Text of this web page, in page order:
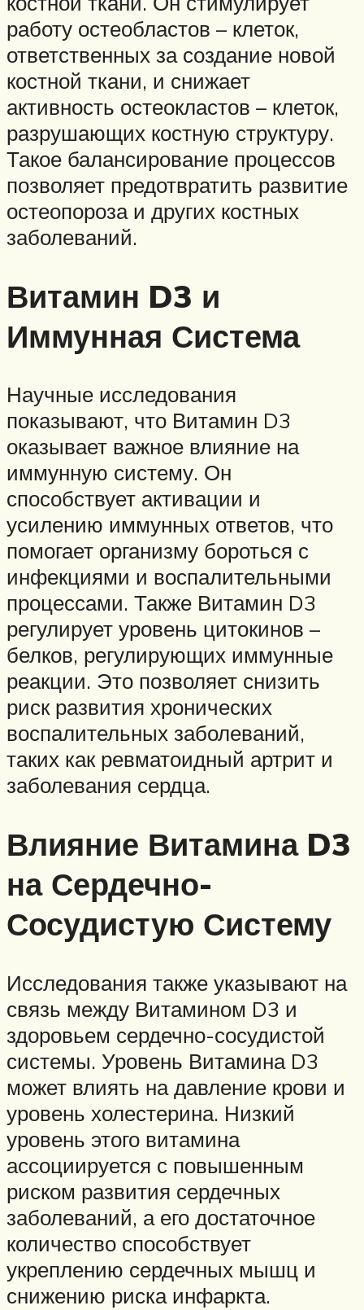
работу остеобластов – клеток,
ответственных за создание новой
костной ткани, и снижает
активность остеокластов – клеток,
разрушающих костную структуру.
Такое балансирование процессов
позволяет предотвратить развитие
остеопороза и других костных
заболеваний.
Витамин D3 и
Иммунная Система
Научные исследования
показывают, что Витамин D3
оказывает важное влияние на
иммунную систему. Он
способствует активации и
усилению иммунных ответов, что
помогает организму бороться с
инфекциями и воспалительными
процессами. Также Витамин D3
регулирует уровень цитокинов –
белков, регулирующих иммунные
реакции. Это позволяет снизить
риск развития хронических
воспалительных заболеваний,
таких как ревматоидный артрит и
заболевания сердца.
Влияние Витамина D3
на Сердечно-
Сосудистую Систему
Исследования также указывают на
связь между Витамином D3 и
здоровьем сердечно-сосудистой
системы. Уровень Витамина D3
может влиять на давление крови и
уровень холестерина. Низкий
уровень этого витамина
ассоциируется с повышенным
риском развития сердечных
заболеваний, а его достаточное
количество способствует
укреплению сердечных мышц и
снижению риска инфаркта.